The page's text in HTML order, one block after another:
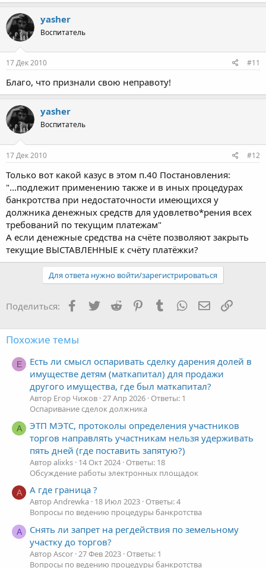
yasher
Воспитатель
17 Дек 2010 #11
Благо, что признали свою неправоту!
yasher
Воспитатель
17 Дек 2010 #12
Только вот какой казус в этом п.40 Постановления:
"...подлежит применению также и в иных процедурах
банкротства при недостаточности имеющихся у
должника денежных средств для удовлетво*рения всех
требований по текущим платежам"
А если денежные средства на счёте позволяют закрыть
текущие ВЫСТАВЛЕННЫЕ к счёту платёжки?
Для ответа нужно войти/зарегистрироваться
Поделиться: Facebook
TwitterReddit PinterestTumblr WhatsApp Ссылка
Похожие темы
Е
Есть ли смысл оспаривать сделку дарения долей в
имуществе детям (маткапитал) для продажи
другого имущества, где был маткапитал?
Автор Егор Чижов 27 Апр 2026 Ответы: 1
Оспаривание сделок должника
A
ЭТП МЭТС, протоколы определения участников
торгов направлять участникам нельзя удерживать
пять дней (где поставить запятую?)
Автор alixks 14 Окт 2024 Ответы: 18
Обсуждение работы электронных площадок
A А где граница ?
Автор Andrewka 18 Июл 2023 Ответы: 4
Вопросы по ведению процедуры банкротства
A
Снять ли запрет на регдействия по земельному
участку до торгов?
Автор Ascor 27 Фев 2023 Ответы: 1
Вопросы по ведению процедуры банкротства